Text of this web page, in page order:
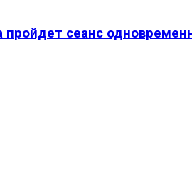
пройдет сеанс